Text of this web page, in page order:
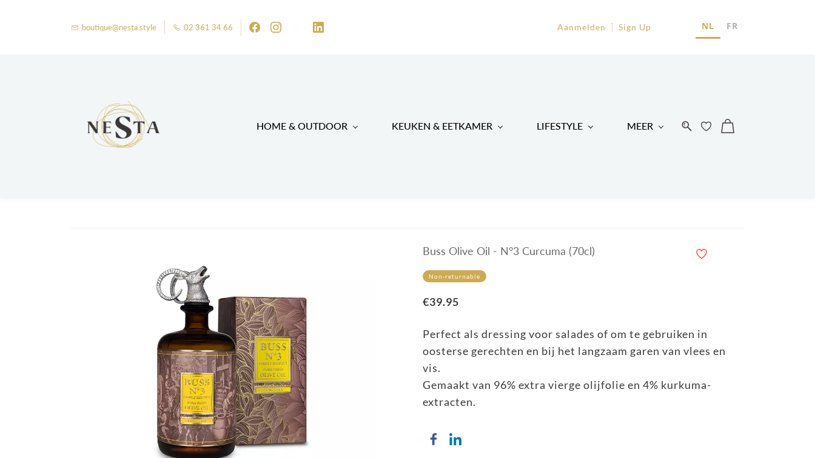
boutique@nesta.style 02 361 34 66 Aanmelden Sign Up NL FR
HOME & OUTDOOR KEUKEN & EETKAMER LIFESTYLE MEER
Buss Olive Oil - N°3 Curcuma (70cl)
Non-returnable
€39.95
Perfect als dressing voor salades of om te gebruiken in
oosterse gerechten en bij het langzaam garen van vlees en
vis.
Gemaakt van 96% extra vierge olijfolie en 4% kurkuma-
extracten.